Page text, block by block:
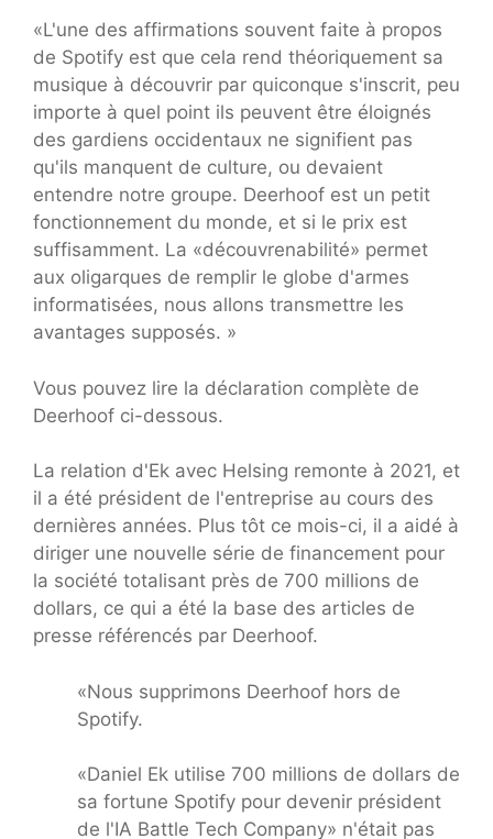
«L'une des affirmations souvent faite à propos
de Spotify est que cela rend théoriquement sa
musique à découvrir par quiconque s'inscrit, peu
importe à quel point ils peuvent être éloignés
des gardiens occidentaux ne signifient pas
qu'ils manquent de culture, ou devaient
entendre notre groupe. Deerhoof est un petit
fonctionnement du monde, et si le prix est
suffisamment. La «découvrenabilité» permet
aux oligarques de remplir le globe d'armes
informatisées, nous allons transmettre les
avantages supposés. »
Vous pouvez lire la déclaration complète de
Deerhoof ci-dessous.
La relation d'Ek avec Helsing remonte à 2021, et
il a été président de l'entreprise au cours des
dernières années. Plus tôt ce mois-ci, il a aidé à
diriger une nouvelle série de financement pour
la société totalisant près de 700 millions de
dollars, ce qui a été la base des articles de
presse référencés par Deerhoof.
«Nous supprimons Deerhoof hors de
Spotify.
«Daniel Ek utilise 700 millions de dollars de
sa fortune Spotify pour devenir président
de l'IA Battle Tech Company» n'était pas